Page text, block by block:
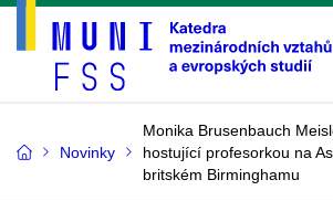
Novinky
Monika Brusenbauch
hostující profesorkou na
britském Birminghamu